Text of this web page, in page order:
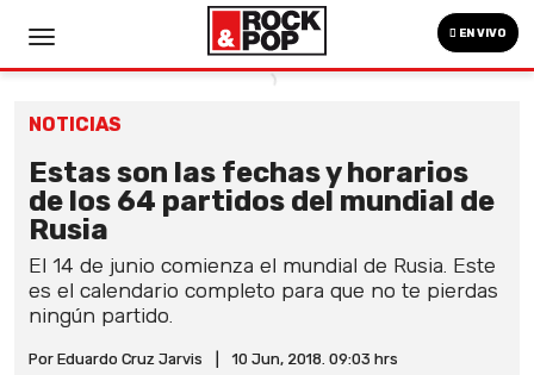
EN VIVO
NOTICIAS
Estas son las fechas y horarios
de los 64 partidos del mundial de
Rusia
El 14 de junio comienza el mundial de Rusia. Este
es el calendario completo para que no te pierdas
ningún partido.
Por Eduardo Cruz Jarvis 10 Jun, 2018. 09:03 hrs